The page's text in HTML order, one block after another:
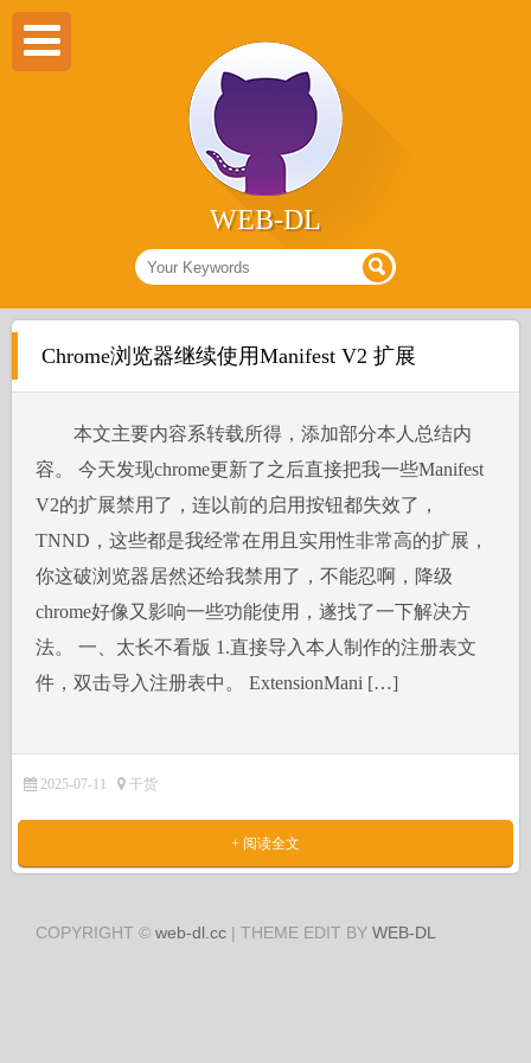
WEB-DL
Chrome浏览器继续使用Manifest V2 扩展
本文主要内容系转载所得，添加部分本人总结内
容。 今天发现chrome更新了之后直接把我一些Manifest
V2的扩展禁用了，连以前的启用按钮都失效了，
TNND，这些都是我经常在用且实用性非常高的扩展，
你这破浏览器居然还给我禁用了，不能忍啊，降级
chrome好像又影响一些功能使用，遂找了一下解决方
法。 一、太长不看版 1.直接导入本人制作的注册表文
件，双击导入注册表中。 ExtensionMani […]
2025-07-11 干货
+ 阅读全文
COPYRIGHT © web-dl.cc | THEME EDIT BY WEB-DL